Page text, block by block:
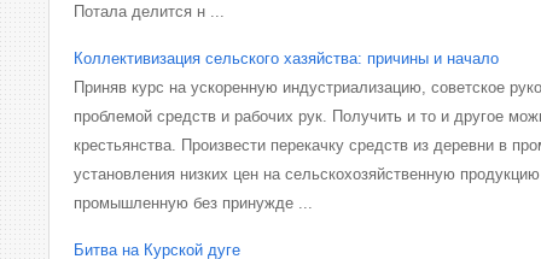
Потала делится н ...
Коллективизация сельского хазяйства: причины и начало
Приняв курс на ускоренную индустриализацию, советское
проблемой средств и рабочих рук. Получить и то и другое
крестьянства. Произвести перекачку средств из деревни в
установления низких цен на сельскохозяйственную
промышленную без принужде ...
Битва на Курской дуге